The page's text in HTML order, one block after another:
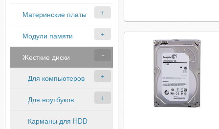
Материнские платы
Модули памяти
Жесткие диски
Для компьютеров
Для ноутбуков
Карманы для HDD